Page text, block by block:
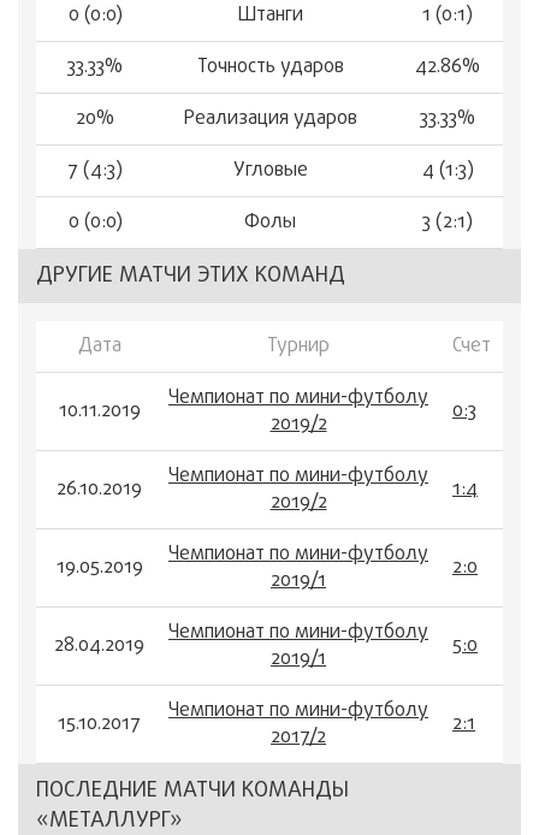
0 (0:0) Штанги
1 (0:1)
33.33%
Точность ударов
42.86%
20%
Реализация ударов
33.33%
7 (4:3)
Угловые
4 (1:3)
0 (0:0)
Фолы 3 (2:1)
ДРУГИЕ МАТЧИ ЭТИХ КОМАНД
Дата Турнир Счет
10.11.2019
Чемпионат по мини-футболу
2019/2
0:3
26.10.2019
Чемпионат по мини-футболу
2019/2
1:4
19.05.2019
Чемпионат по мини-футболу
2019/1
2:0
28.04.2019
Чемпионат по мини-футболу
2019/1
5:0
15.10.2017
Чемпионат по мини-футболу
2017/2
2:1
ПОСЛЕДНИЕ МАТЧИ КОМАНДЫ
«МЕТАЛЛУРГ»